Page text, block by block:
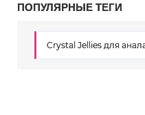
ПОПУЛЯРНЫЕ ТЕГИ
Crystal Jellies для